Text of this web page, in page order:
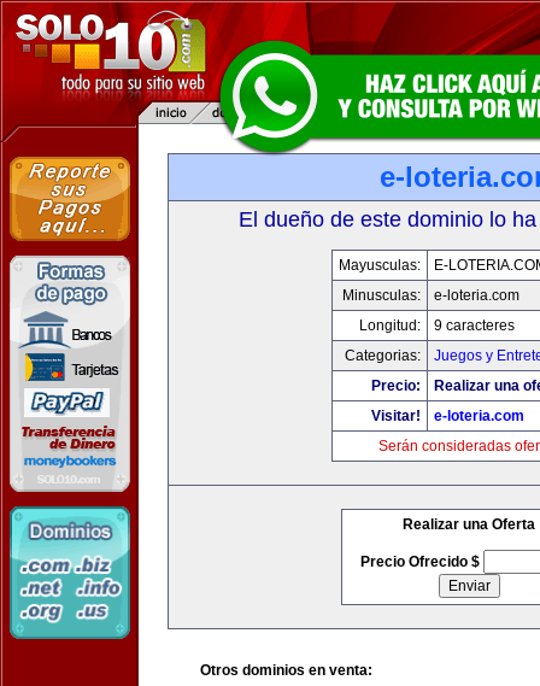
e-
El dueño de este dominio lo
Mayusculas:
E-
Minusculas:
e-loteria.com
Longitud:
9 caracteres
Categorias:
Juegos y
Precio:
Realizar una
Visitar!
e-loteria.com
Serán consideradas
Realizar una Oferta
Precio Ofrecido $
Otros dominios en venta: